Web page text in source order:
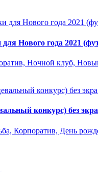
для Нового года 2021
Ночной клуб,
конкурс) без
Корпоратив, День